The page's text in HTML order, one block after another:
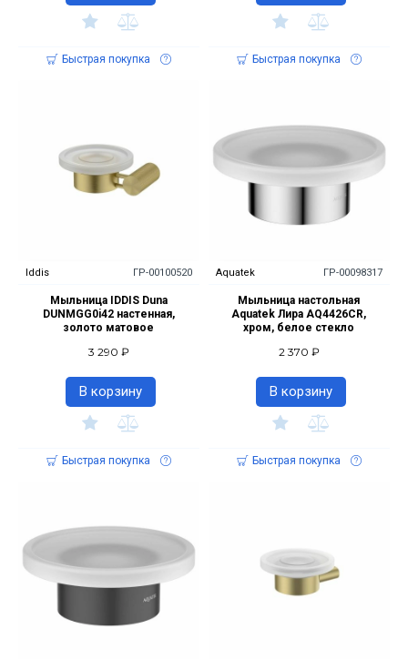
Быстрая покупка Быстрая покупка
Iddis ГР-00100520
Мыльница IDDIS Duna
DUNMGG0i42 настенная,
золото матовое
3 290 ₽
В корзину
Быстрая покупка
Aquatek ГР-00098317
Мыльница настольная
Aquatek Лира AQ4426CR,
хром, белое стекло
2 370 ₽
В корзину
Быстрая покупка